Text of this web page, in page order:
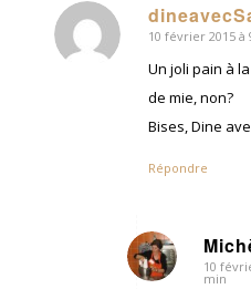
dit
:
10 février 2015 à
Un joli pain à
de mie, non?
Bises, Dine
Répondre
dit
10
min